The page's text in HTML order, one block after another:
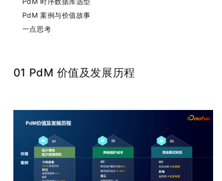
PdM 案例与价值故事
一点思考
01 PdM 价值及发展历程